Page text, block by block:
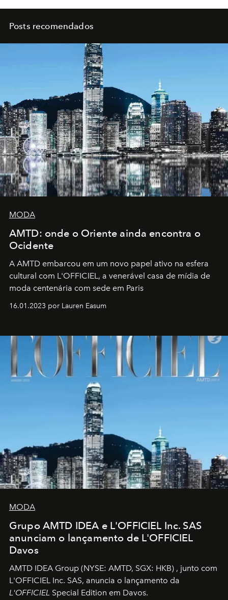
Posts recomendados
MODA
AMTD: onde o Oriente ainda encontra o
Ocidente
A AMTD embarcou em um novo papel ativo na esfera
cultural com L'OFFICIEL, a venerável casa de mídia de
moda centenária com sede em Paris
16.01.2023 por Lauren Easum
MODA
Grupo AMTD IDEA e L'OFFICIEL Inc. SAS
anunciam o lançamento de L'OFFICIEL
Davos
AMTD IDEA Group (NYSE: AMTD, SGX: HKB) , junto com
L'OFFICIEL Inc. SAS, anuncia o lançamento da
L'OFFICIEL Special Edition em Davos.